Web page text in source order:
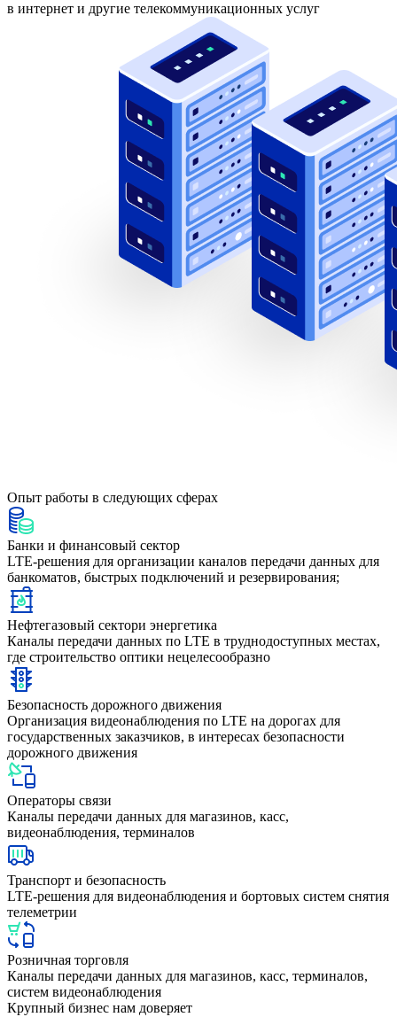
в интернет и другие телекоммуникационных услуг
Опыт работы в следующих сферах
Банки и финансовый сектор
LTE-решения для организации каналов передачи данных для
банкоматов, быстрых подключений и резервирования;
Нефтегазовый сектори энергетика
Каналы передачи данных по LTE в труднодоступных местах,
где строительство оптики нецелесообразно
Безопасность дорожного движения
Организация видеонаблюдения по LTE на дорогах для
государственных заказчиков, в интересах безопасности
дорожного движения
Операторы связи
Каналы передачи данных для магазинов, касс,
видеонаблюдения, терминалов
Транспорт и безопасность
LTE-решения для видеонаблюдения и бортовых систем снятия
телеметрии
Розничная торговля
Каналы передачи данных для магазинов, касс, терминалов,
систем видеонаблюдения
Крупный бизнес нам доверяет